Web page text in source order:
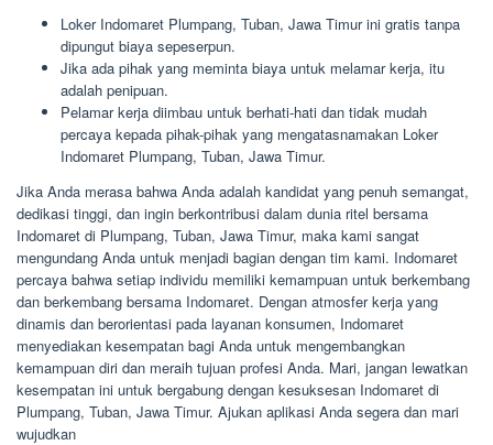
Loker Indomaret Plumpang, Tuban, Jawa Timur ini gratis tanpa
dipungut biaya sepeserpun.
Jika ada pihak yang meminta biaya untuk melamar kerja, itu
adalah penipuan.
Pelamar kerja diimbau untuk berhati-hati dan tidak mudah
percaya kepada pihak-pihak yang mengatasnamakan Loker
Indomaret Plumpang, Tuban, Jawa Timur.
Jika Anda merasa bahwa Anda adalah kandidat yang penuh semangat,
dedikasi tinggi, dan ingin berkontribusi dalam dunia ritel bersama
Indomaret di Plumpang, Tuban, Jawa Timur, maka kami sangat
mengundang Anda untuk menjadi bagian dengan tim kami. Indomaret
percaya bahwa setiap individu memiliki kemampuan untuk berkembang
dan berkembang bersama Indomaret. Dengan atmosfer kerja yang
dinamis dan berorientasi pada layanan konsumen, Indomaret
menyediakan kesempatan bagi Anda untuk mengembangkan
kemampuan diri dan meraih tujuan profesi Anda. Mari, jangan lewatkan
kesempatan ini untuk bergabung dengan kesuksesan Indomaret di
Plumpang, Tuban, Jawa Timur. Ajukan aplikasi Anda segera dan mari
wujudkan